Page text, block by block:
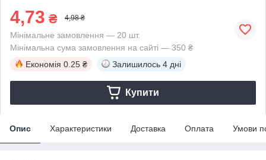
4,73 ₴ 4,98 ₴
Мінімальне замовлення — 20 шт.
Мінімальна сума замовлення на сайті — 350 ₴
Економія 0.25 ₴ Залишилось 4 дні
Купити
Опис Характеристики Доставка Оплата Умови